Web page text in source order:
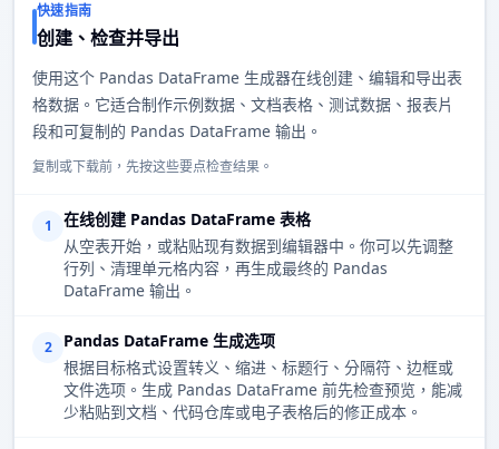
快速指南
创建、检查并导出
使用这个 Pandas DataFrame 生成器在线创建、编辑和导出表
格数据。它适合制作示例数据、文档表格、测试数据、报表片
段和可复制的 Pandas DataFrame 输出。
复制或下载前，先按这些要点检查结果。
1
在线创建 Pandas DataFrame 表格
从空表开始，或粘贴现有数据到编辑器中。你可以先调整
行列、清理单元格内容，再生成最终的 Pandas
DataFrame 输出。
2
Pandas DataFrame 生成选项
根据目标格式设置转义、缩进、标题行、分隔符、边框或
文件选项。生成 Pandas DataFrame 前先检查预览，能减
少粘贴到文档、代码仓库或电子表格后的修正成本。